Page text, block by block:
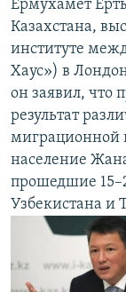
Ермухамет
Казахстана,
институте
Хаус») в
он заявил, что
результат
миграционной
население
прошедшие
Узбекистана и